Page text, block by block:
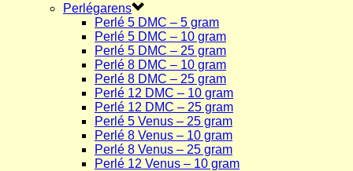
Perlégarens
Perlé 5 DMC – 5 gram
Perlé 5 DMC – 10 gram
Perlé 5 DMC – 25 gram
Perlé 8 DMC – 10 gram
Perlé 8 DMC – 25 gram
Perlé 12 DMC – 10 gram
Perlé 12 DMC – 25 gram
Perlé 5 Venus – 25 gram
Perlé 8 Venus – 10 gram
Perlé 8 Venus – 25 gram
Perlé 12 Venus – 10 gram